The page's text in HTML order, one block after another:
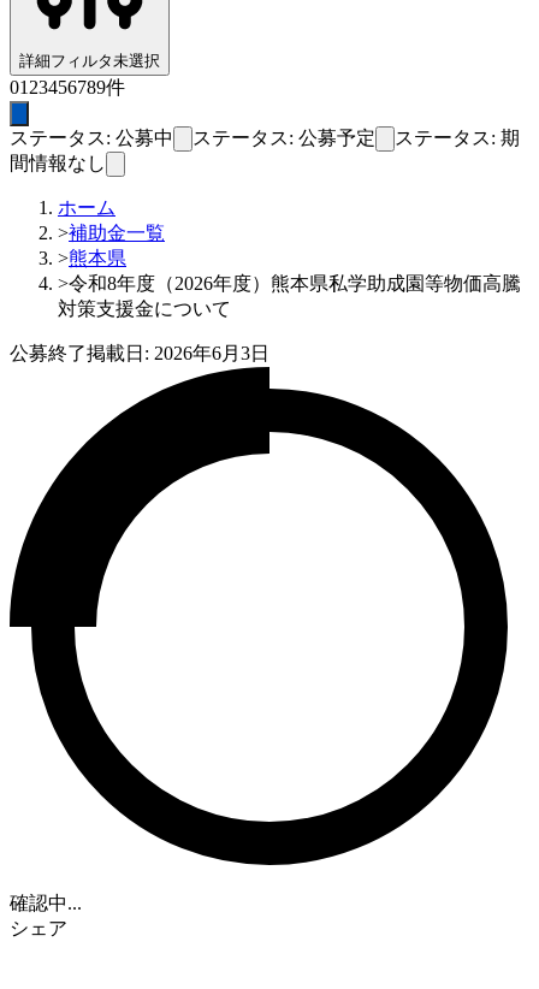
詳細フィルタ未選択
01 23456789件
ステータス: 公募中 ステータス: 公募予定
ステータス: 期
間情報なし
ホーム
>補助金一覧
>熊本県
>令和8年度（2026年度）熊本県私学助成園等物価高騰
対策支援金について
公募終了掲載日: 2026年6月3日
確認中...
シェア